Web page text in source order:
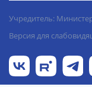
Учредитель:
Версия для